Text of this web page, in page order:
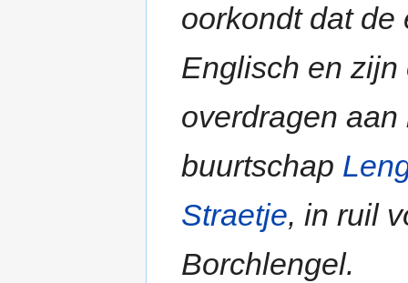
oorkondt dat de
Englisch en
overdragen
buurtschap
Straetje, in ruil
Borchlengel.